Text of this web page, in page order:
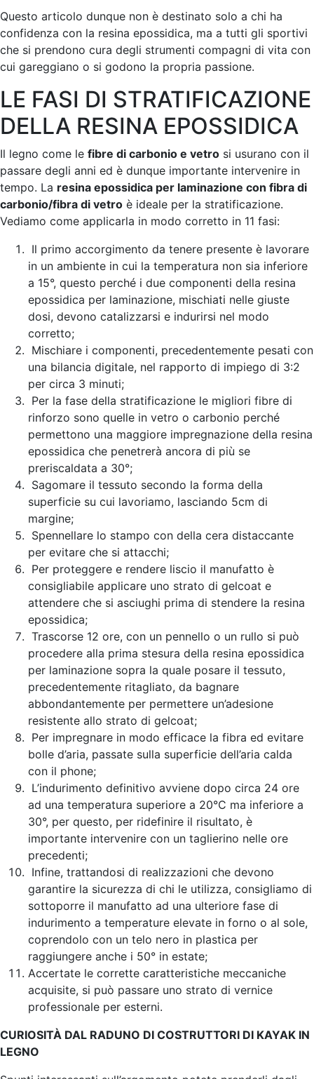
Questo articolo dunque non è destinato solo a chi ha
confidenza con la resina epossidica, ma a tutti gli sportivi
che si prendono cura degli strumenti compagni di vita con
cui gareggiano o si godono la propria passione.
LE FASI DI STRATIFICAZIONE
DELLA RESINA EPOSSIDICA
Il legno come le fibre di carbonio e vetro si usurano con il
passare degli anni ed è dunque importante intervenire in
tempo. La resina epossidica per laminazione con fibra di
carbonio/fibra di vetro è ideale per la stratificazione.
Vediamo come applicarla in modo corretto in 11 fasi:
Il primo accorgimento da tenere presente è lavorare
in un ambiente in cui la temperatura non sia inferiore
a 15°, questo perché i due componenti della resina
epossidica per laminazione, mischiati nelle giuste
dosi, devono catalizzarsi e indurirsi nel modo
corretto;
Mischiare i componenti, precedentemente pesati con
una bilancia digitale, nel rapporto di impiego di 3:2
per circa 3 minuti;
Per la fase della stratificazione le migliori fibre di
rinforzo sono quelle in vetro o carbonio perché
permettono una maggiore impregnazione della resina
epossidica che penetrerà ancora di più se
preriscaldata a 30°;
Sagomare il tessuto secondo la forma della
superficie su cui lavoriamo, lasciando 5cm di
margine;
Spennellare lo stampo con della cera distaccante
per evitare che si attacchi;
Per proteggere e rendere liscio il manufatto è
consigliabile applicare uno strato di gelcoat e
attendere che si asciughi prima di stendere la resina
epossidica;
Trascorse 12 ore, con un pennello o un rullo si può
procedere alla prima stesura della resina epossidica
per laminazione sopra la quale posare il tessuto,
precedentemente ritagliato, da bagnare
abbondantemente per permettere un’adesione
resistente allo strato di gelcoat;
Per impregnare in modo efficace la fibra ed evitare
bolle d’aria, passate sulla superficie dell’aria calda
con il phone;
L’indurimento definitivo avviene dopo circa 24 ore
ad una temperatura superiore a 20°C ma inferiore a
30°, per questo, per ridefinire il risultato, è
importante intervenire con un taglierino nelle ore
precedenti;
Infine, trattandosi di realizzazioni che devono
garantire la sicurezza di chi le utilizza, consigliamo di
sottoporre il manufatto ad una ulteriore fase di
indurimento a temperature elevate in forno o al sole,
coprendolo con un telo nero in plastica per
raggiungere anche i 50° in estate;
Accertate le corrette caratteristiche meccaniche
acquisite, si può passare uno strato di vernice
professionale per esterni.
CURIOSITÀ DAL RADUNO DI COSTRUTTORI DI KAYAK IN
LEGNO